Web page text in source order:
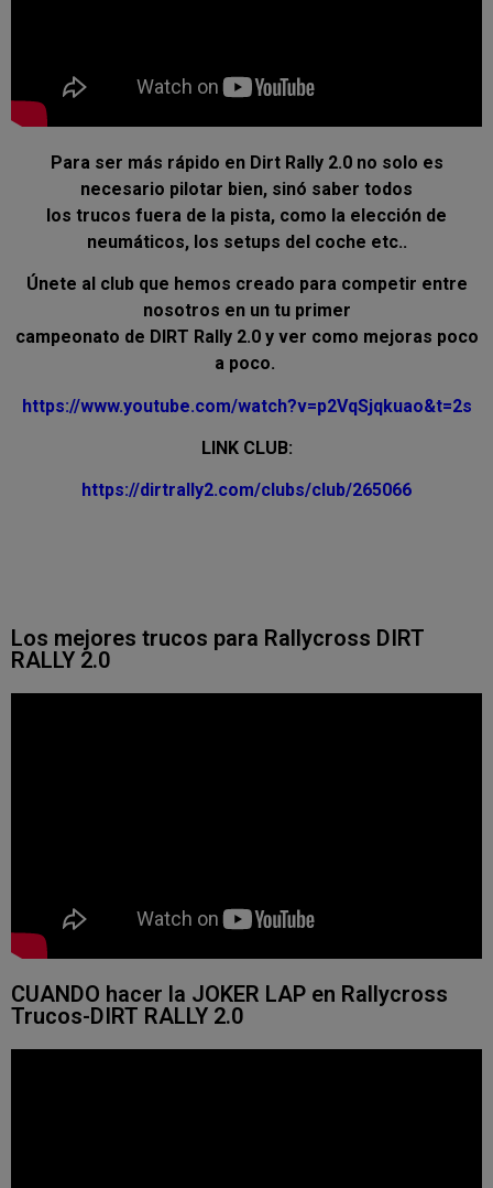
Para ser más rápido en Dirt Rally 2.0 no solo es
necesario pilotar bien, sinó saber todos
los trucos fuera de la pista, como la elección de
neumáticos, los setups del coche etc..
Únete al club que hemos creado para competir entre
nosotros en un tu primer
campeonato de DIRT Rally 2.0 y ver como mejoras poco
a poco.
https://www.youtube.com/watch?v=p2VqSjqkuao&t=2s
LINK CLUB:
https://dirtrally2.com/clubs/club/265066
Los mejores trucos para Rallycross DIRT
RALLY 2.0
CUANDO hacer la JOKER LAP en Rallycross
Trucos-DIRT RALLY 2.0